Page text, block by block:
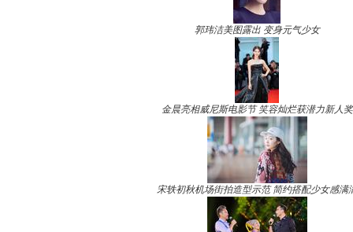
郭玮洁美图露出 变身元气少女
金晨亮相威尼斯电影节 笑容灿烂获潜力新人奖
宋轶初秋机场街拍造型示范 简约搭配少女感满